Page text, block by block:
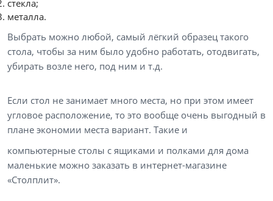
Столы компьютерные
Столы письменные
Домашние кабинеты
Цена
стекла;
металла.
Выбрать можно любой, самый лёгкий образец такого
стола, чтобы за ним было удобно работать, отодвигать,
убирать возле него, под ним и т.д.
Если стол не занимает много места, но при этом имеет
угловое расположение, то это вообще очень выгодный в
плане экономии места вариант. Такие и
компьютерные столы с ящиками и полками для дома
маленькие можно заказать в интернет-магазине
«Столплит».